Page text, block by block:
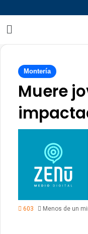
Montería
Muere
603 Menos de un